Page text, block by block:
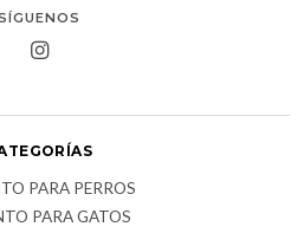
PARA PERROS
PARA GATOS